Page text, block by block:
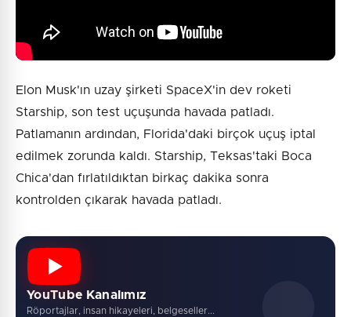
Elon Musk'ın uzay şirketi SpaceX'in dev roketi
Starship, son test uçuşunda havada patladı.
Patlamanın ardından, Florida'daki birçok uçuş iptal
edilmek zorunda kaldı. Starship, Teksas'taki Boca
Chica'dan fırlatıldıktan birkaç dakika sonra
kontrolden çıkarak havada patladı.
YouTube Kanalımız
Röportajlar, insan hikayeleri, belgeseller...